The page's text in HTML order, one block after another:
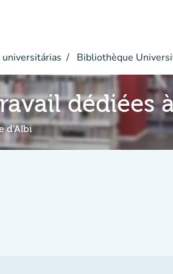
Bibliothèque
dédiées
d'Albi